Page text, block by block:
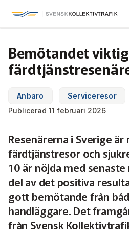
Hoppa
Tillsammans blir vi smartare
Medlemmar
Biljettkontroll­
Bussdepå­
Chefer
Partner­samverkan
Skolskjutsen.se
Studentkonceptet
Associerade medlemmar
Bli associerad medlem
Medlemszon
Fakta & statistik
Fakta om kollektivtrafiken
Biljettpriser
Järnväg
Miljö och klimat
Samhällsnytta
Utbildning & Karriär
Förarcertifieringar
Webbinarier
Våra utbildningar
Yrke och skola
Aktuellt & debatt
Så här tycker vi
Nyheter
Debattartiklar
Om oss
121 års erfarenhet
Organisation
Kalender Press
Bemötandet
Anbaro Serviceresor
Publicerad 11 februari 2026
Resenärerna i Sverige är
färdtjänstresor och
10 är nöjda med
del av det positiva
gott bemötande från
handläggare. Det
från Svensk